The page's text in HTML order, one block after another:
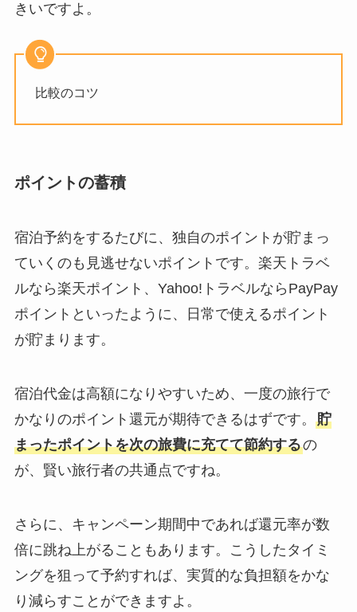
きいですよ。
比較のコツ
ポイントの蓄積
宿泊予約をするたびに、独自のポイントが貯まっ
ていくのも見逃せないポイントです。楽天トラベ
ルなら楽天ポイント、Yahoo!トラベルならPayPay
ポイントといったように、日常で使えるポイント
が貯まります。
宿泊代金は高額になりやすいため、一度の旅行で
かなりのポイント還元が期待できるはずです。 貯
まったポイントを次の旅費に充てて節約するの
が、賢い旅行者の共通点ですね。
さらに、キャンペーン期間中であれば還元率が数
倍に跳ね上がることもあります。こうしたタイミ
ングを狙って予約すれば、実質的な負担額をかな
り減らすことができますよ。